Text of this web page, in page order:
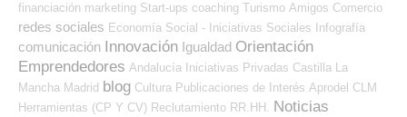
financiación marketing Start-ups coaching Turismo Amigos Comercio
redes sociales Economía Social - Iniciativas Sociales Infografía
comunicación Innovación Igualdad Orientación
Emprendedores Andalucía Iniciativas Privadas Castilla La
Mancha Madrid blog Cultura Publicaciones de Interés Aprodel CLM
Herramientas (CP Y CV) Reclutamiento RR.HH. Noticias